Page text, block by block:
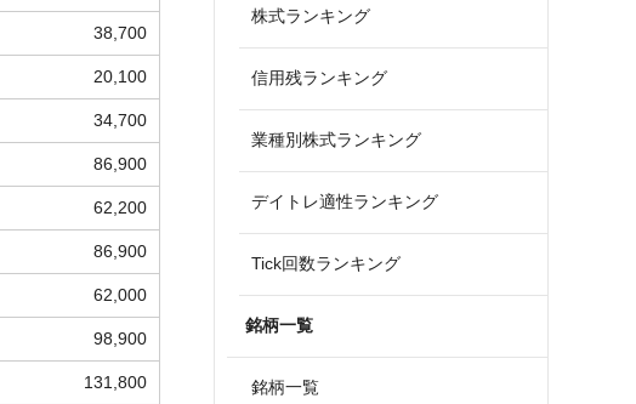
38,700
20,100
34,700
86,900
62,200
86,900
62,000
98,900
131,800
株式ランキング
信用残ランキング
業種別株式ランキング
デイトレ適性ランキング
Tick回数ランキング
銘柄一覧
銘柄一覧